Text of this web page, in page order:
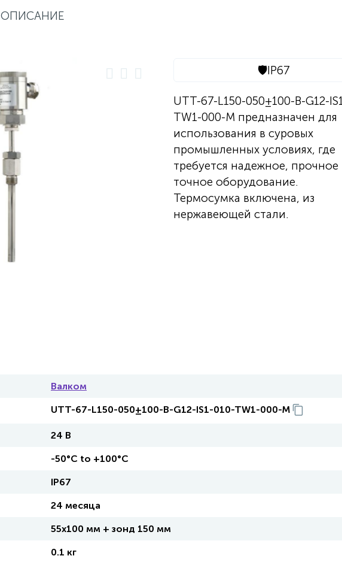
ОПИСАНИЕ
🛡️IP67
UTT-67-L150-050±100-B-G12-
TW1-000-M предназначен для
использования в суровых
промышленных условиях, где
требуется надежное, прочное
точное оборудование.
Термосумка включена, из
нержавеющей стали.
Валком
UTT-67-L150-050±100-B-G12-IS1-010-TW1-000-M
24 В
-50°C to +100°C
IP67
24 месяца
55х100 мм + зонд 150 мм
0.1 кг